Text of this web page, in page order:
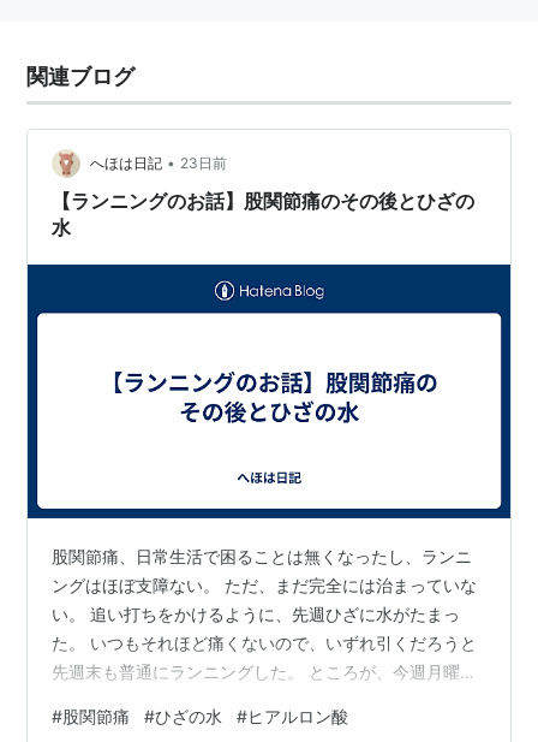
関連ブログ
へほは日記 • 23日前
【ランニングのお話】股関節痛のその後とひざの
水
股関節痛、日常生活で困ることは無くなったし、ランニ
ングはほぼ支障ない。 ただ、まだ完全には治まっていな
い。 追い打ちをかけるように、先週ひざに水がたまっ
た。 いつもそれほど痛くないので、いずれ引くだろうと
先週末も普通にランニングした。 ところが、今週月曜
らかだった。 ただ、ひざ自体は痛くはない。痛いのは水
#股関節痛 #ひざの水 #ヒアルロン酸